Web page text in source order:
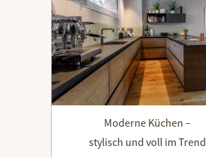
Moderne Küchen –
stylisch und voll im Trend